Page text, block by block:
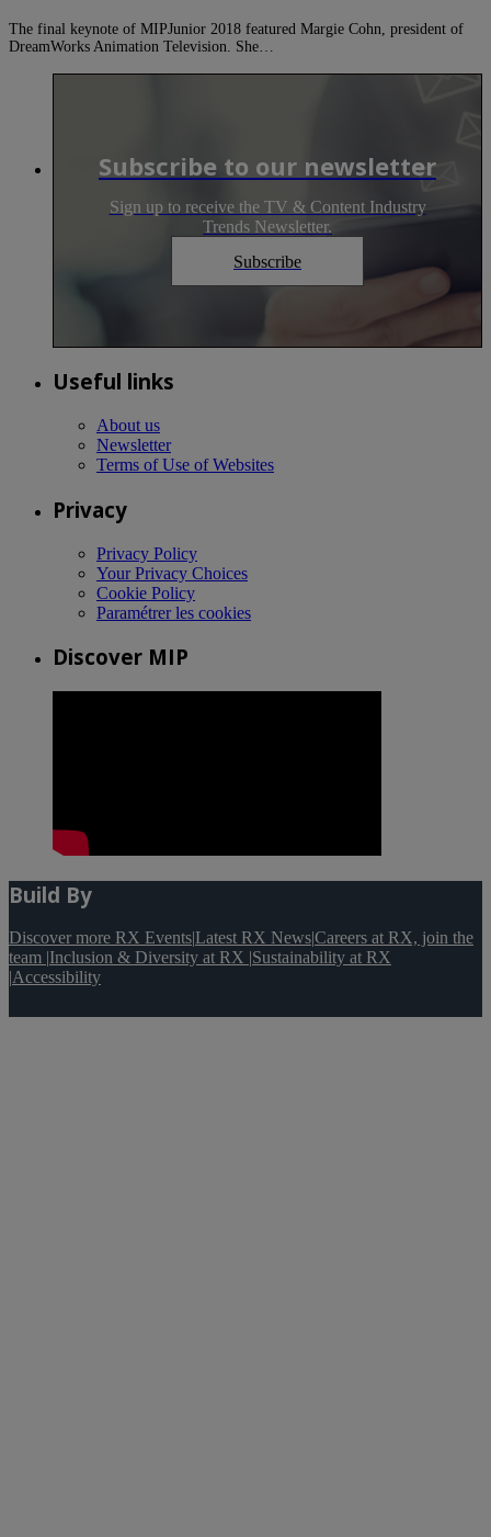
The final keynote of MIPJunior 2018 featured Margie Cohn, president of
DreamWorks Animation Television. She…
Subscribe to our newsletter
Sign up to receive the TV & Content Industry
Trends Newsletter.
Subscribe
Useful links
About us
Newsletter
Terms of Use of Websites
Privacy
Privacy Policy
Your Privacy Choices
Cookie Policy
Paramétrer les cookies
Discover MIP
Build By
Discover more RX Events|Latest RX News|Careers at RX, join the
team |Inclusion & Diversity at RX |Sustainability at RX
|Accessibility